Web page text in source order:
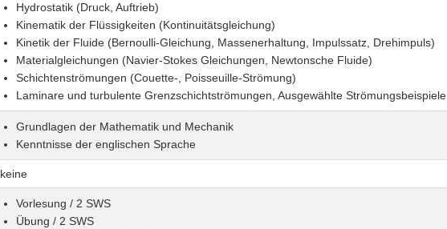
Hydrostatik (Druck, Auftrieb)
Kinematik der Flüssigkeiten (Kontinuitätsgleichung)
Kinetik der Fluide (Bernoulli-Gleichung, Massenerhaltung, Impulssatz, Drehimpuls)
Materialgleichungen (Navier-Stokes Gleichungen, Newtonsche Fluide)
Schichtenströmungen (Couette-, Poisseuille-Strömung)
Laminare und turbulente Grenzschichtströmungen, Ausgewählte Strömungsbeispiele
Grundlagen der Mathematik und Mechanik
Kenntnisse der englischen Sprache
keine
Vorlesung / 2 SWS
Übung / 2 SWS